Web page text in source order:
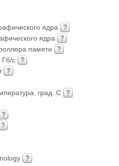
ядра
ядра
памяти
Гб/с
град. С